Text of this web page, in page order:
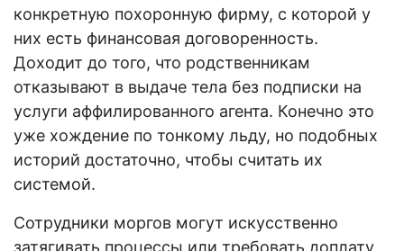
конкретную похоронную фирму, с которой у
них есть финансовая договоренность.
Доходит до того, что родственникам
отказывают в выдаче тела без подписки на
услуги аффилированного агента. Конечно это
уже хождение по тонкому льду, но подобных
историй достаточно, чтобы считать их
системой.
Сотрудники моргов могут искусственно
затягивать процессы или требовать доплату